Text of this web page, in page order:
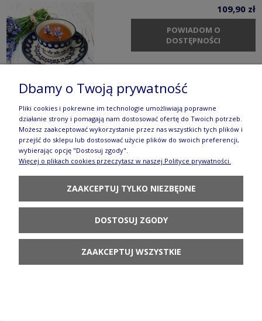
109,90 zł
POWIADOM O
DOSTĘPNOŚCI
Filiżanka i spodek krokus Ceramika Bolesławiec V
0,22 L GU775 DEK166A
122,90 zł
Dbamy o Twoją prywatność
Pliki cookies i pokrewne im technologie umożliwiają poprawne
działanie strony i pomagają nam dostosować ofertę do Twoich potrzeb.
Możesz zaakceptować wykorzystanie przez nas wszystkich tych plików i
przejść do sklepu lub dostosować użycie plików do swoich preferencji,
wybierając opcję "Dostosuj zgody".
Więcej o plikach cookies przeczytasz w naszej Polityce prywatności.
ZAAKCEPTUJ TYLKO NIEZBĘDNE
DOSTOSUJ ZGODY
ZAAKCEPTUJ WSZYSTKIE